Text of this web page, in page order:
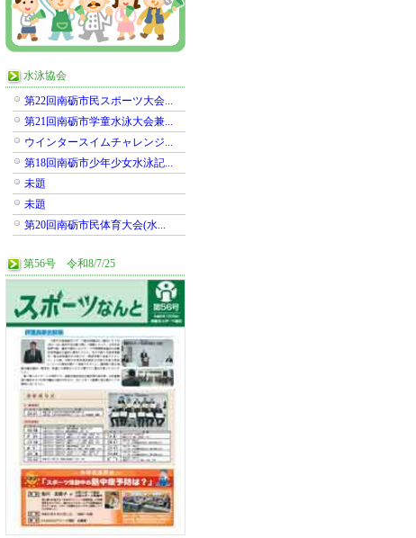
水泳協会
第22回南砺市民スポーツ大会...
第21回南砺市学童水泳大会兼...
ウインタースイムチャレンジ...
第18回南砺市少年少女水泳記...
未題
未題
第20回南砺市民体育大会(水...
第56号 令和8/7/25